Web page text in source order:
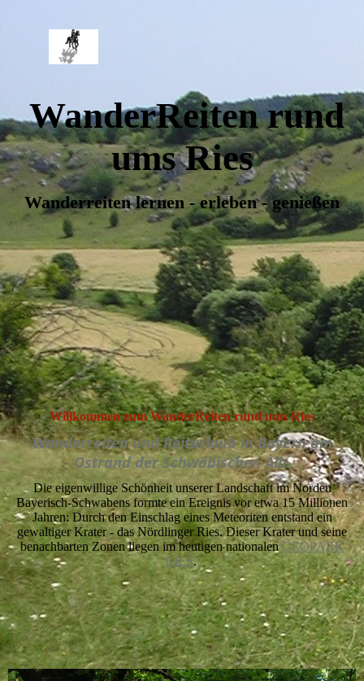
WanderReiten rund
ums Ries
Wanderreiten lernen - erleben - genießen
Willkommen zum WanderReiten rund ums Ries
Wanderreiten und Reiturlaub in Bayern am
Ostrand der Schwäbischen Alb
Die eigenwillige Schönheit unserer Landschaft im Norden
Bayerisch-Schwabens formte ein Ereignis vor etwa 15 Millionen
Jahren: Durch den Einschlag eines Meteoriten entstand ein
gewaltiger Krater - das Nördlinger Ries. Dieser Krater und seine
benachbarten Zonen liegen im heutigen nationalenGEOPARK
RIES.